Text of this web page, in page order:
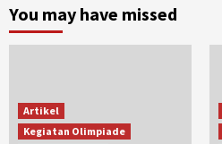
You may have missed
Artikel
Kegiatan Olimpiade